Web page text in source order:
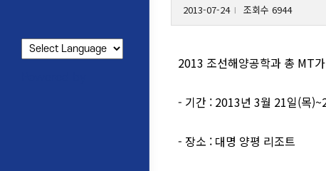
2013-07-24 조회수 6944
2013 조선해양공학과 총 MT
- 기간 : 2013년 3월 21일(목
- 장소 : 대명 양평 리조트